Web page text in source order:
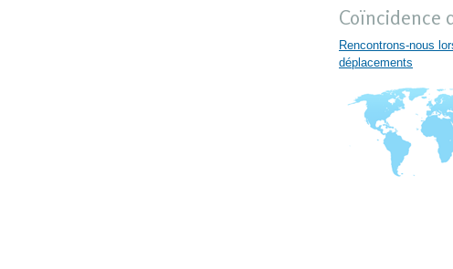
Coïncidence
Rencontrons-nous
déplacements